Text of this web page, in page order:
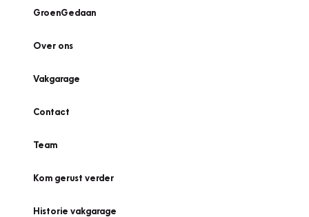
GroenGedaan
Over ons
Vakgarage
Contact
Team
Kom gerust verder
Historie vakgarage